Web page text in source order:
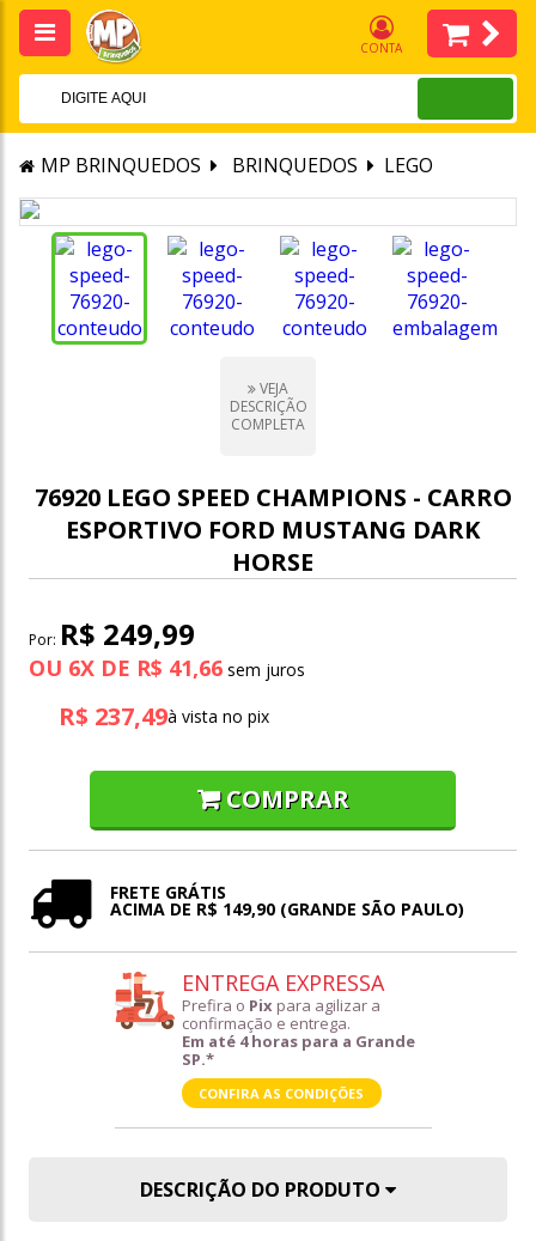
CONTA
MP BRINQUEDOS BRINQUEDOS LEGO
VEJA
DESCRIÇÃO
COMPLETA
76920 LEGO SPEED CHAMPIONS - CARRO
ESPORTIVO FORD MUSTANG DARK
HORSE
Por: R$ 249,99
OU 6X DE R$ 41,66
R$ 237,49à vista no pix
COMPRAR
FRETE GRÁTIS
ACIMA DE R$ 149,90 (GRANDE SÃO PAULO)
ENTREGA EXPRESSA
Prefira o Pix para agilizar a
confirmação e entrega.
Em até 4 horas para a Grande
SP.*
CONFIRA AS CONDIÇÕES
DESCRIÇÃO DO PRODUTO